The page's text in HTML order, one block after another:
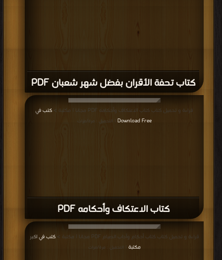
كتاب تحفة الأقران بفضل شهر شعبان PDF
كتاب الاعتكاف وأحكامه PDF
قراءة و تحميل كتاب كتاب الاعتكاف وأحكامه PDF مجانا | مكتبة >
كتب في
Download Free
| التحميل : مرة/مرات
قراءة و تحميل كتاب كتاب أحكام وآداب الصيام PDF مجانا | مكتبة >
كتب في اكبر
مكتبة
| التحميل : مرة/مرات